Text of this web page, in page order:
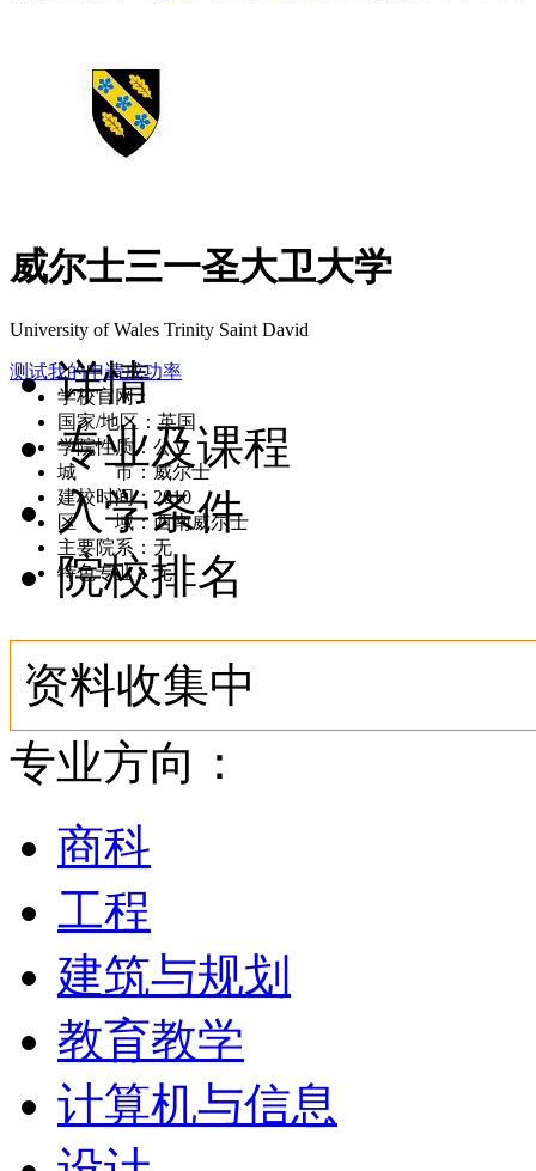
威尔士三一圣大卫大学
University of Wales Trinity Saint David
测试我的申请成功率
学校官网：
国家/地区：英国
学院性质：公立
城 市：威尔士
建校时间：2010
区 域：西南威尔士
主要院系：无
特色专业：无
详情
专业及课程
入学条件
院校排名
资料收集中
专业方向：
商科
工程
建筑与规划
教育教学
计算机与信息